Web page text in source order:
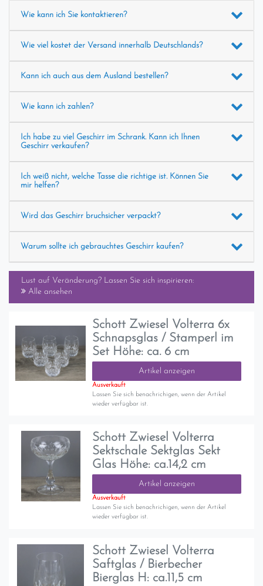
Wie kann ich Sie kontaktieren?
Wie viel kostet der Versand innerhalb Deutschlands?
Kann ich auch aus dem Ausland bestellen?
Wie kann ich zahlen?
Ich habe zu viel Geschirr im Schrank. Kann ich Ihnen
Geschirr verkaufen?
Ich weiß nicht, welche Tasse die richtige ist. Können Sie
mir helfen?
Wird das Geschirr bruchsicher verpackt?
Warum sollte ich gebrauchtes Geschirr kaufen?
Lust auf Veränderung? Lassen Sie sich inspirieren:
Alle ansehen
Schott Zwiesel Volterra 6x
Schnapsglas / Stamperl im
Set Höhe: ca. 6 cm
Artikel anzeigen
Ausverkauft
Lassen Sie sich benachrichigen, wenn der Artikel
wieder verfügbar ist.
Schott Zwiesel Volterra
Sektschale Sektglas Sekt
Glas Höhe: ca.14,2 cm
Artikel anzeigen
Ausverkauft
Lassen Sie sich benachrichigen, wenn der Artikel
wieder verfügbar ist.
Schott Zwiesel Volterra
Saftglas / Bierbecher
Bierglas H: ca.11,5 cm